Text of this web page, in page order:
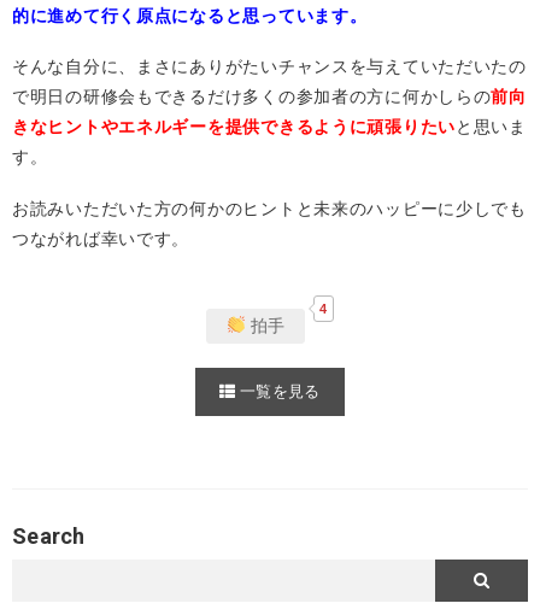
的に進めて行く原点になると思っています。
そんな自分に、まさにありがたいチャンスを与えていただいたの
で明日の研修会もできるだけ多くの参加者の方に何かしらの前向
きなヒントやエネルギーを提供できるように頑張りたいと思いま
す。
お読みいただいた方の何かのヒントと未来のハッピーに少しでも
つながれば幸いです。
拍手
4
一覧を見る
Search